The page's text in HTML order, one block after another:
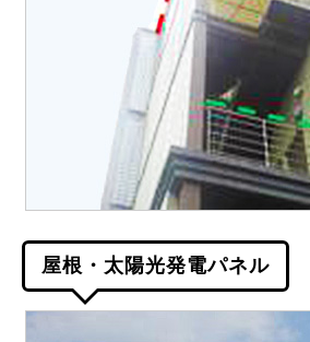
屋根・太陽光発電パネル